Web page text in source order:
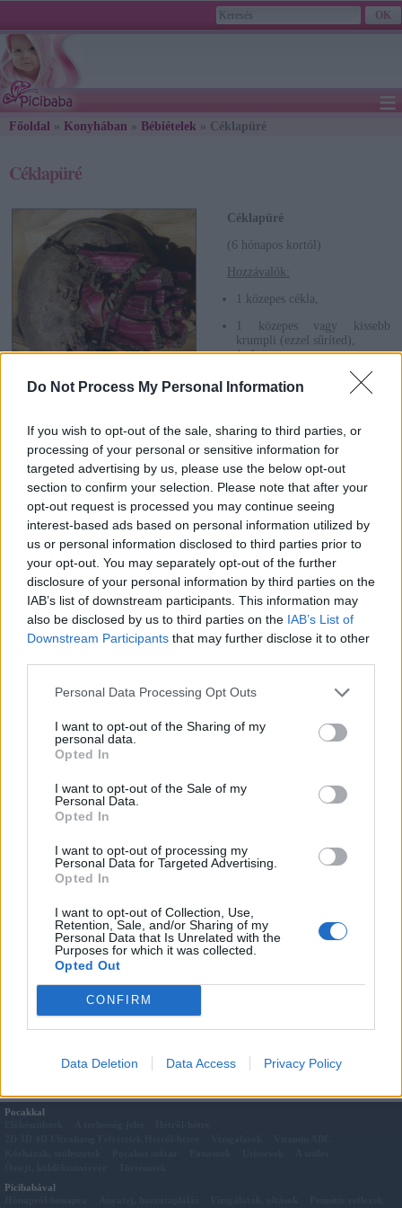
Do Not Process My Personal Information
If you wish to opt-out of the sale, sharing to third parties, or
processing of your personal or sensitive information for
targeted advertising by us, please use the below opt-out
section to confirm your selection. Please note that after your
opt-out request is processed you may continue seeing
interest-based ads based on personal information utilized by
us or personal information disclosed to third parties prior to
your opt-out. You may separately opt-out of the further
disclosure of your personal information by third parties on the
IAB’s list of downstream participants. This information may
also be disclosed by us to third parties on the IAB’s List of
Downstream Participants that may further disclose it to other
Personal Data Processing Opt Outs
I want to opt-out of the Sharing of my
personal data.
Opted In
I want to opt-out of the Sale of my
Personal Data.
Opted In
I want to opt-out of processing my
Personal Data for Targeted Advertising.
Opted In
I want to opt-out of Collection, Use,
Retention, Sale, and/or Sharing of my
Personal Data that Is Unrelated with the
Purposes for which it was collected.
Opted Out
CONFIRM
Data Deletion Data Access Privacy Policy
≡
Főoldal » Konyhában » Bébiételek » Céklapüré
2026. August 08., Saturday - László napja
Céklapüré
Céklapüré
(6 hónapos kortól)
Hozzávalók:
1 közepes cékla,
1 közepes vagy kissebb
krumpli (ezzel sűríted),
1 alma.
(Elkészítési idő: 30 perc)
Az elkészítés menete:
A céklád folyó víz alatt alaposan megmosod, meghámozod, apró kockákra
vágod, és felöntöd annyi vízzel, hogy éppen ellepje. Amikor elkezd icipicit
puhulni a cékla, akkor a megmosott, meghámozott, és szintén apró
kockákra vágott krumplit hozzáteszem, és együtt főzöm tovább. A legvégén
az alma kerül bele ugyanúgy kockázva, hámozva, magházát eltávolítva.
Amikor minden szépen összefőtt, leöntöm a levét egy tálkába.
Összeturmixolom az egészet, és ha kell a finom főzőlével hígítom. Finom,
édes bébiétel lesz belőle. :)
Akinek hiányzik, minimális sót tehet bele, de még nekem sem hiányzott
belőle.
TIPP:
Én minden föld alatt termett zöldséget bioboltban, vagy biopiacon
A másik, amit olvastam valahol, ha zöldséget pucolsz, mindig
mosásánál rengeteg értékes vitamin távozik, amikol lemosod, és
leöntöd a vizet róla.
Jó étvágyat kívánok!
A receptet és a fotót beküldte:Uhrovszkyné Mozsik Katalin(Budapest
Szólj hozzá Te is aFórum
Megosztás:
Sárgabarack mangóval
Marha meggymártással
Kekszes alma tízóraira
Hús a főzelékhez
Sült alma sárgarépával
Sült alma fahéjjal
Pocakkal
Picibabával